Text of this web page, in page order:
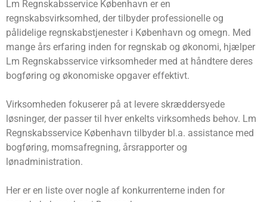
Lm Regnskabsservice København er en
regnskabsvirksomhed, der tilbyder professionelle og
pålidelige regnskabstjenester i København og omegn. Med
mange års erfaring inden for regnskab og økonomi, hjælper
Lm Regnskabsservice virksomheder med at håndtere deres
bogføring og økonomiske opgaver effektivt.
Virksomheden fokuserer på at levere skræddersyede
løsninger, der passer til hver enkelts virksomheds behov. Lm
Regnskabsservice København tilbyder bl.a. assistance med
bogføring, momsafregning, årsrapporter og
lønadministration.
Her er en liste over nogle af konkurrenterne inden for